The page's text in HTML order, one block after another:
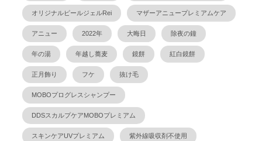
オリジナルピールジェルRei マザーアニュープレミアムケア
アニュー 2022年 大晦日 除夜の鐘
年の湯 年越し蕎麦 鏡餅 紅白鏡餅
正月飾り フケ 抜け毛
MOBOプログレスシャンプー
DDSスカルプケアMOBOプレミアム
スキンケアUVプレミアム 紫外線吸収剤不使用